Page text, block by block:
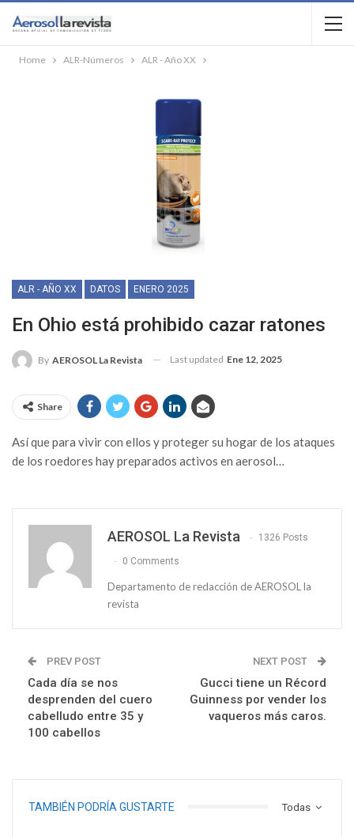
Home ALR-Números ALR - Año XX
ALR - AÑO XX DATOS ENERO 2025
En Ohio está prohibido cazar ratones
By AEROSOL La Revista Last updated Ene 12, 2025
Share
Así que para vivir con ellos y proteger su hogar de los ataques
de los roedores hay preparados activos en aerosol…
AEROSOL La Revista 1326 Posts
0 Comments
Departamento de redacción de AEROSOL la
revista
PREV POST
Cada día se nos
desprenden del cuero
cabelludo entre 35 y
100 cabellos
NEXT POST
Gucci tiene un Récord
Guinness por vender los
vaqueros más caros.
Todas
TAMBIÉN PODRÍA GUSTARTE